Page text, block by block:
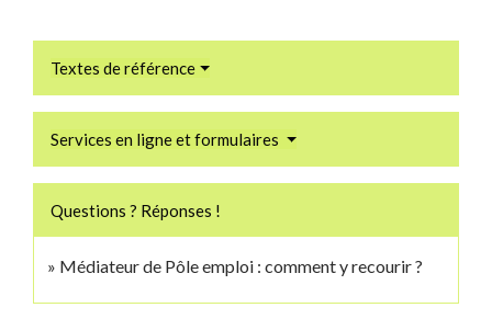
Textes de référence
Services en ligne et formulaires
Questions ? Réponses !
Médiateur de Pôle emploi : comment y recourir ?